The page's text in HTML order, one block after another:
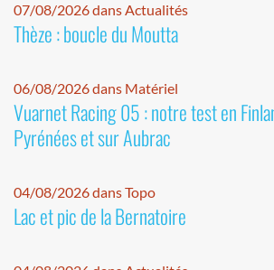
07/08/2026 dans Actualités
Thèze : boucle du Moutta
06/08/2026 dans Matériel
Vuarnet Racing 05 : notre test en
Pyrénées et sur Aubrac
04/08/2026 dans Topo
Lac et pic de la Bernatoire